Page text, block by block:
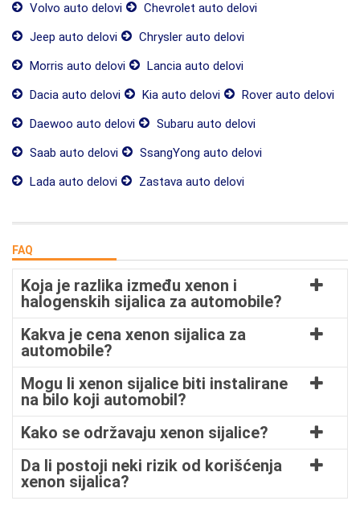
Volvo auto delovi
Chevrolet auto delovi
Jeep auto delovi
Chrysler auto delovi
Morris auto delovi
Lancia auto delovi
Dacia auto delovi
Kia auto delovi
Rover auto delovi
Daewoo auto delovi
Subaru auto delovi
Saab auto delovi
SsangYong auto delovi
Lada auto delovi
Zastava auto delovi
FAQ
Koja je razlika između xenon i
halogenskih sijalica za automobile?
Kakva je cena xenon sijalica za
automobile?
Mogu li xenon sijalice biti instalirane
na bilo koji automobil?
Kako se održavaju xenon sijalice?
Da li postoji neki rizik od korišćenja
xenon sijalica?